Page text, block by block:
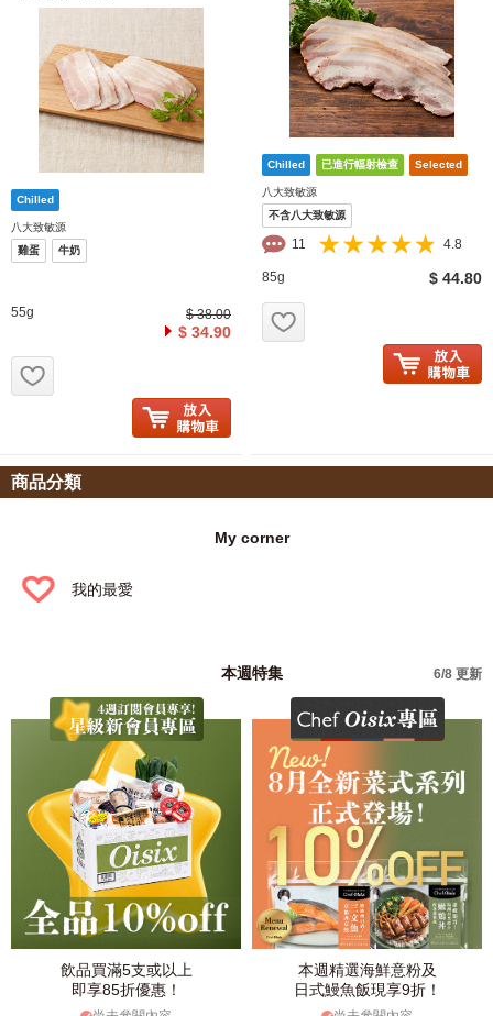
八大致敏源
雞蛋
牛奶
55g $ 38.00
$ 34.90
八大致敏源
不含八大致敏源
11 4.8
85g $ 44.80
商品分類
My corner
我的最愛
本週特集 6/8 更新
飲品買滿5支或以上
即享85折優惠！
本週精選海鮮意粉及
日式鰻魚飯現享9折！